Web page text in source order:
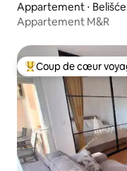
Appartement ⋅ Belišće
Appartement M&R
Coups de cœur
Coup de cœur